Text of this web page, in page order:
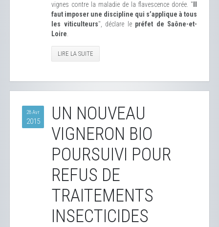
vignes contre la maladie de la flavescence dorée. "
faut imposer une discipline qui s’applique à tous
les viticulteurs", déclare le préfet de Saône-et-
Loire
LIRE LA SUITE
28 Avr
2015
UN NOUVEAU
VIGNERON BIO
POURSUIVI POUR
REFUS DE
TRAITEMENTS
INSECTICIDES